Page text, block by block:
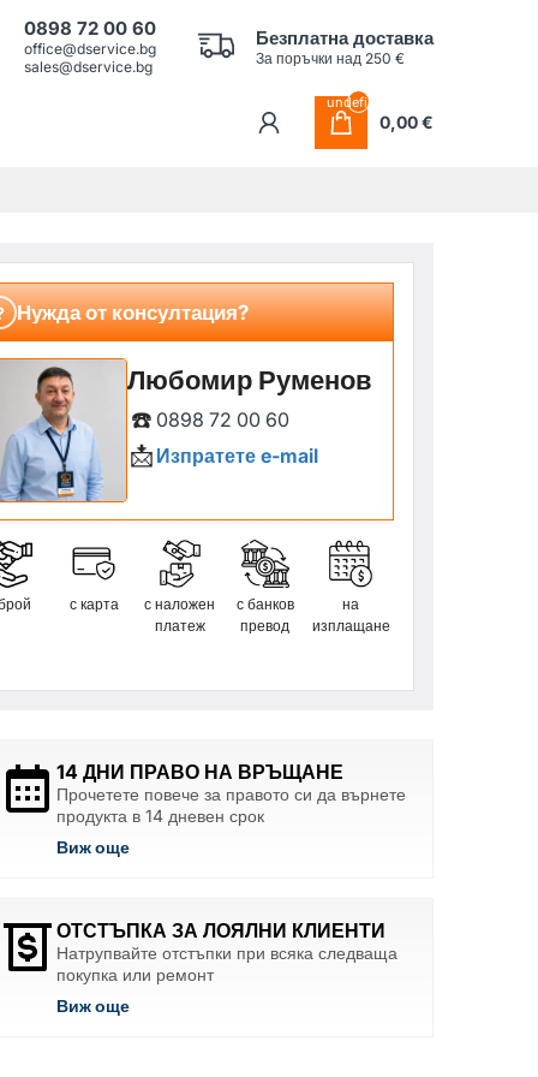
0898 72 00 60
office@dservice.bg
sales@dservice.bg
Безплатна доставка
За поръчки над 250 €
undefined
0,00 €
Нужда от консултация?
Любомир Руменов
☎️ 0898 72 00 60
📩 Изпратете e-mail
с карта
с наложен
платеж
с банков
превод
на
изплащане
14 ДНИ ПРАВО НА ВРЪЩАНЕ
Прочетете повече за правото си да върнете
продукта в 14 дневен срок
Виж още
ОТСТЪПКА ЗА ЛОЯЛНИ КЛИЕНТИ
Натрупвайте отстъпки при всяка следваща
покупка или ремонт
Виж още